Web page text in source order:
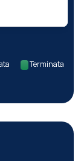
Terminata